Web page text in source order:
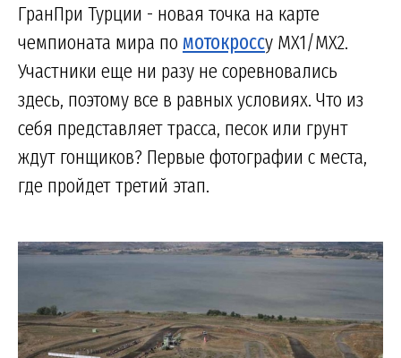
ГранПри Турции - новая точка на карте
чемпионата мира по мотокроссу MX1/MX2.
Участники еще ни разу не соревновались
здесь, поэтому все в равных условиях. Что из
себя представляет трасса, песок или грунт
ждут гонщиков? Первые фотографии с места,
где пройдет третий этап.